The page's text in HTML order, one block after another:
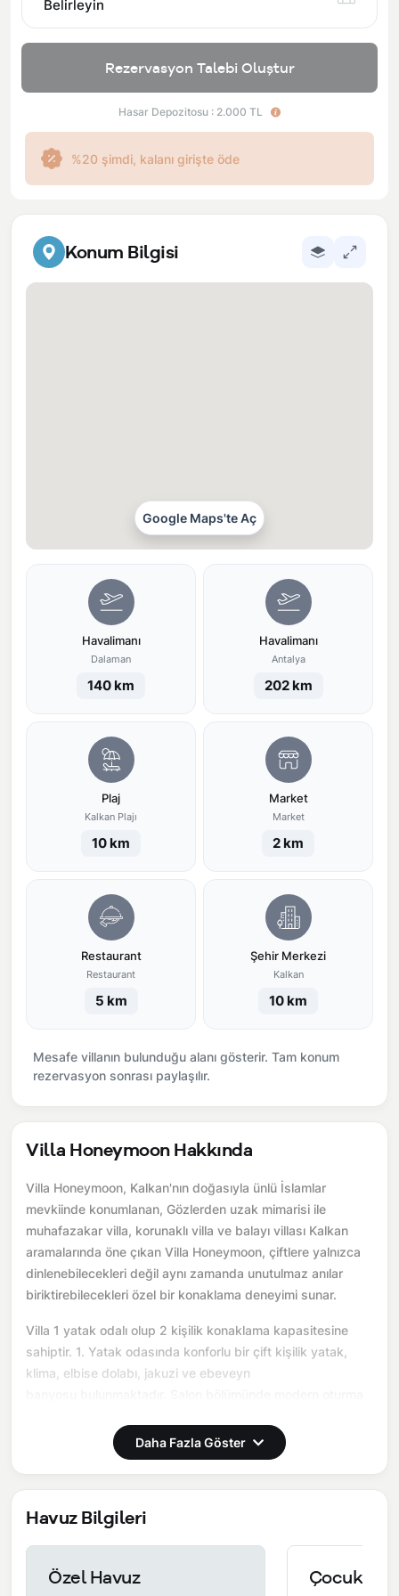
Konum Bilgisi
Google Maps'te Aç
Havalimanı
Dalaman
140 km
Havalimanı
Antalya
202 km
Plaj
Kalkan Plajı
10 km
Market
Market
2 km
Restaurant
Restaurant
5 km
Şehir Merkezi
Kalkan
10 km
Mesafe villanın bulunduğu alanı gösterir. Tam konum
rezervasyon sonrası paylaşılır.
Villa Honeymoon Hakkında
Villa Honeymoon, Kalkan'nın doğasıyla ünlü İslamlar
mevkiinde konumlanan, Gözlerden uzak mimarisi ile
muhafazakar villa, korunaklı villa ve balayı villası Kalkan
aramalarında öne çıkan Villa Honeymoon, çiftlere yalnızca
dinlenebilecekleri değil aynı zamanda unutulmaz anılar
biriktirebilecekleri özel bir konaklama deneyimi sunar.
Villa 1 yatak odalı olup 2 kişilik konaklama kapasitesine
sahiptir. 1. Yatak odasında konforlu bir çift kişilik yatak,
klima, elbise dolabı, jakuzi ve ebeveyn
yer almaktadır. Mutfakta buzdolabı, ocak, fırın, yemek
takımları ve temel mutfak ekipmanları eksiksiz şekilde
Burada sadece tatil değil, birlikte hatırlayabileceğiniz bir
Önemli Bilgiler: Villalarımızın bulunmuş olduğu bölgelerde
Daha Fazla Göster
Havuz Bilgileri
Özel Havuz Çocuk
Belirleyin
Rezervasyon Talebi Oluştur
Hasar Depozitosu : 2.000 TL
%20 şimdi, kalanı girişte öde